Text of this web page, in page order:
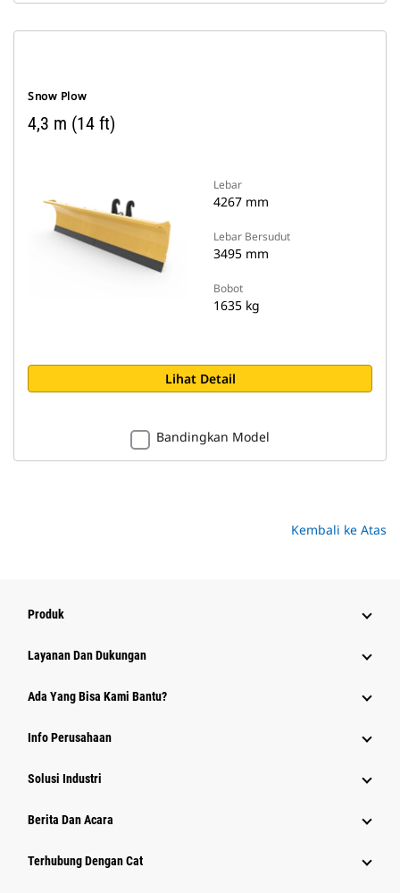
Snow Plow
4,3 m (14 ft)
Lebar
4267 mm
Lebar Bersudut
3495 mm
Bobot
1635 kg
Lihat Detail
Bandingkan Model
Kembali ke Atas
Produk
Layanan Dan Dukungan
Ada Yang Bisa Kami Bantu?
Info Perusahaan
Solusi Industri
Berita Dan Acara
Terhubung Dengan Cat